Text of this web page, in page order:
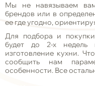
Мы не навязываем
брендов или в
ее где угодно,
Для подбора и
будет до 2-х недель
изготовление кухни.
сообщить нам
особенности. Все